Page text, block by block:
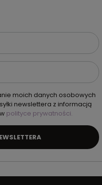
moich danych osobowych
newslettera z informacją
polityce prywatności.